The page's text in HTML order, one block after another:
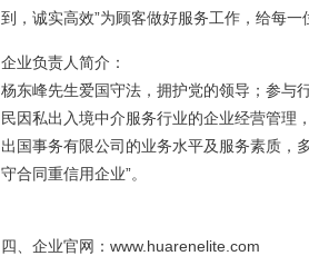
到，诚实高效”为顾客做好服务工作，给每
企业负责人简介：
杨东峰先生爱国守法，拥护党的领导；参与
民因私出入境中介服务行业的企业经营管
出国事务有限公司的业务水平及服务素质，
守合同重信用企业”。
四、企业官网： www.huarenelite.com